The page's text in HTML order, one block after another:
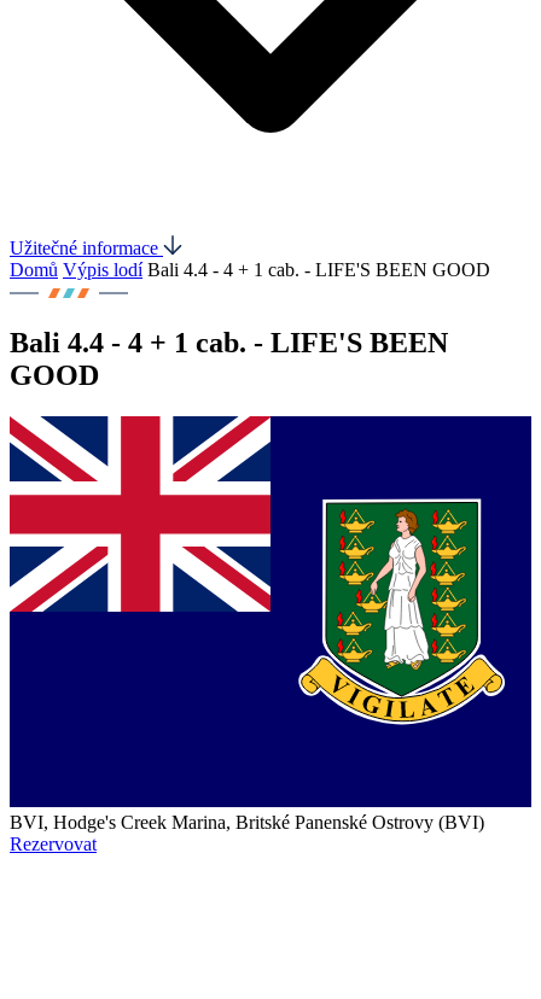
Užitečné informace
Domů Výpis lodí Bali 4.4 - 4 + 1 cab. - LIFE'S BEEN GOOD
Bali 4.4 - 4 + 1 cab. - LIFE'S BEEN
GOOD
BVI, Hodge's Creek Marina, Britské Panenské Ostrovy (BVI)
Rezervovat